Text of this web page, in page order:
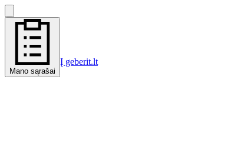
Mano sąrašai
Į geberit.lt